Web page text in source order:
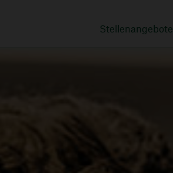
überspringen
Stellenangebote